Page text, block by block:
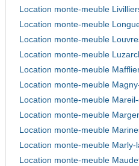
Location monte-meuble
Location monte-meuble
Location monte-meuble
Location monte-meuble
Location monte-meuble
Location monte-meuble
Location monte-meuble
Location monte-meuble
Location monte-meuble
Location monte-meuble Marly-
Location monte-meuble